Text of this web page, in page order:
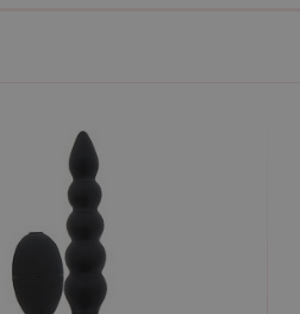
přiřazením náhodně vygenerovaného
stránku na webu a slouží k výpočtu
webů.